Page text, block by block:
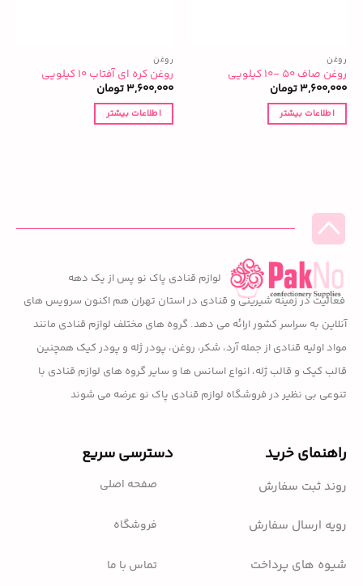
روغن
روغن صاف ۵۰ -۱۰ کیلویی
3,600,000تومان
اطلاعات بیشتر
روغن
روغن کره ای آفتاب ۱۰ کیلویی
3,600,000تومان
اطلاعات بیشتر
لوازم قنادی پاک نو پس از یک دهه
فعالیت در زمینه شیرینی و قنادی در استان تهران هم اکنون سرویس های
آنلاین به سراسر کشور ارائه می دهد. گروه های مختلف لوازم قنادی مانند
مواد اولیه قنادی از جمله آرد، شکر، روغن، پودر ژله و پودر کیک همچنین
قالب کیک و قالب ژله، انواع اسانس ها و سایر گروه های لوازم قنادی با
تنوعی بی نظیر در فروشگاه لوازم قنادی پاک نو عرضه می شوند
راهنمای خرید
روند ثبت سفارش
رویه ارسال سفارش
شیوه های پرداخت
دسترسی سریع
صفحه اصلی
فروشگاه
تماس با ما